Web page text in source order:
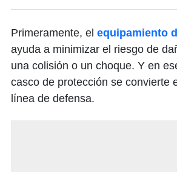
Primeramente, el equipamiento
ayuda a minimizar el riesgo de
una colisión o un choque. Y en
casco de protección se convierte
línea de defensa.